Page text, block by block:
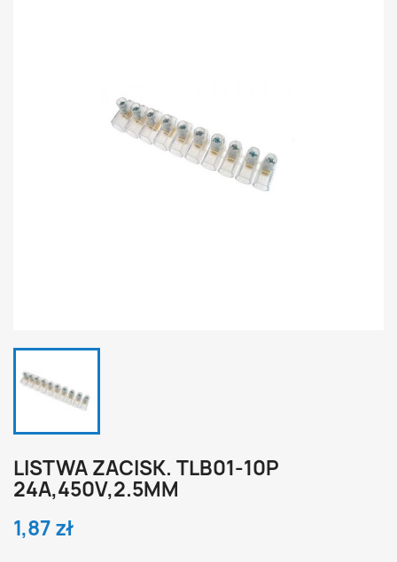
LISTWA ZACISK. TLB01-10P
24A,450V,2.5MM
1,87 zł